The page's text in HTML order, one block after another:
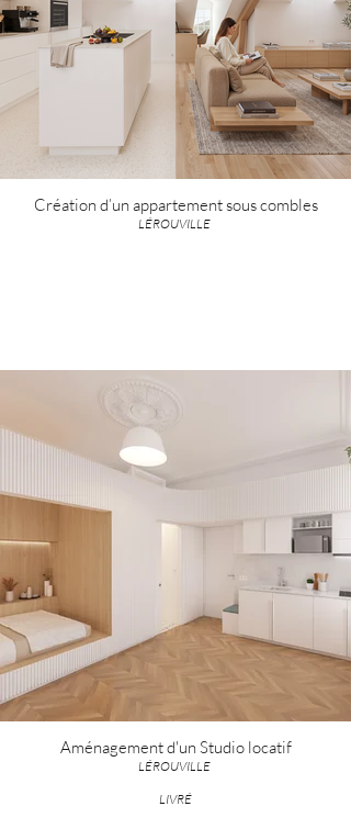
Création d’un appartement sous combles
LÉROUVILLE
Aménagement d'un Studio locatif
LÉROUVILLE
LIVRÉ